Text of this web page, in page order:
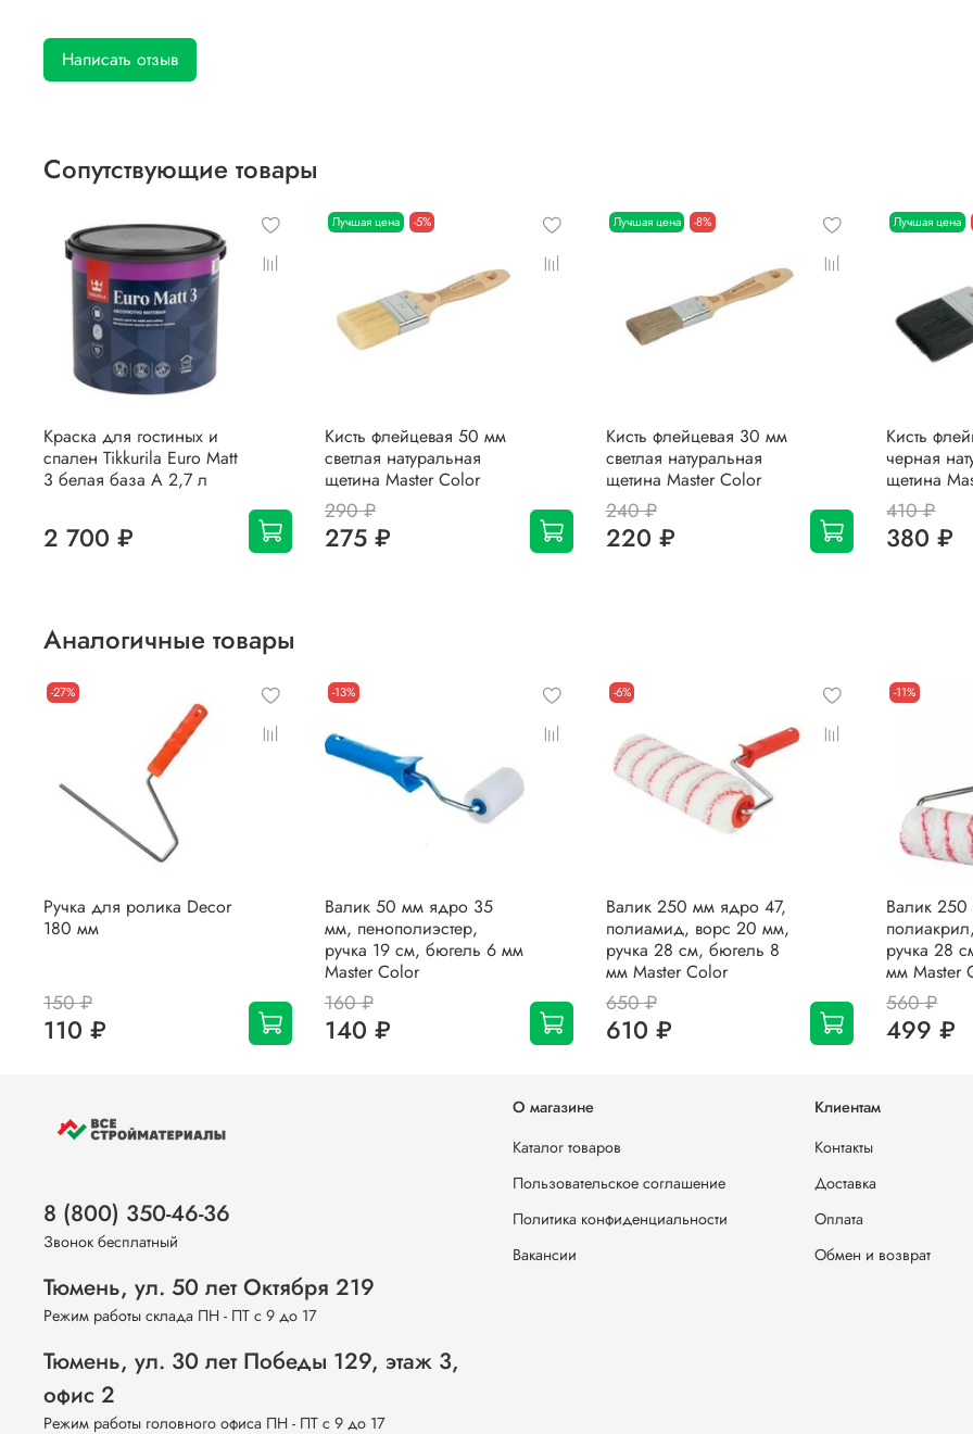
Написать отзыв
Сопутствующие товары
Краска для гостиных и
спален Tikkurila Euro Matt
3 белая база А 2,7 л
2 700 ₽
Лучшая цена -5%
Кисть флейцевая 50 мм
светлая натуральная
щетина Master Color
290 ₽
275 ₽
Лучшая цена -8%
Кисть флейцевая 30 мм
светлая натуральная
щетина Master Color
240 ₽
220 ₽
Лучшая цена
Кисть
черная
щетина
410 ₽
380 ₽
Аналогичные товары
-27%
Ручка для ролика Decor
180 мм
150 ₽
110 ₽
-13%
Валик 50 мм ядро 35
мм, пенополиэстер,
ручка 19 см, бюгель 6 мм
Master Color
160 ₽
140 ₽
-6%
Валик 250 мм ядро 47,
полиамид, ворс 20 мм,
ручка 28 см, бюгель 8
мм Master Color
650 ₽
610 ₽
-11%
Валик
ручка 28
мм Master
560 ₽
499 ₽
О магазине
Каталог товаров
Пользовательское соглашение
Политика конфиденциальности
Вакансии
Клиентам
Контакты
Доставка
Оплата
Обмен и возврат
8 (800) 350-46-36
Звонок бесплатный
Тюмень, ул. 50 лет Октября 219
Режим работы склада ПН - ПТ с 9 до 17
Тюмень, ул. 30 лет Победы 129, этаж 3,
офис 2
Режим работы головного офиса ПН - ПТ с 9 до 17